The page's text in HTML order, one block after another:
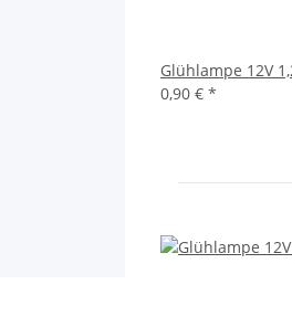
Glühlampe 12V
0,90 € *